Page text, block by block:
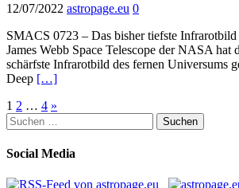
12/07/2022 astropage.eu 0
SMACS 0723 – Das bisher tiefste
James Webb Space Telescope der NASA hat
schärfste Infrarotbild des fernen Universums
Deep […]
Seitennummerierung
der
Beiträge
1 2 … 4 »
Suchen
nach:
Social Media